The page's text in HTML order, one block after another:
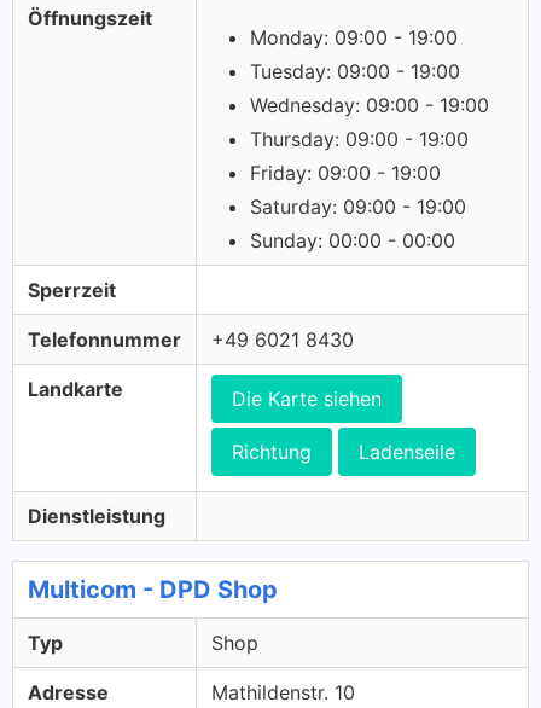
Öffnungszeit
Monday: 09:00 - 19:00
Tuesday: 09:00 - 19:00
Wednesday: 09:00 - 19:00
Thursday: 09:00 - 19:00
Friday: 09:00 - 19:00
Saturday: 09:00 - 19:00
Sunday: 00:00 - 00:00
Sperrzeit
Telefonnummer +49 6021 8430
Landkarte Die Karte siehen
Richtung Ladenseile
Dienstleistung
Multicom - DPD Shop
Typ Shop
Adresse
Mathildenstr. 10